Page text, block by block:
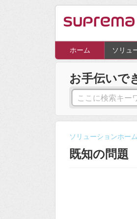
ホーム ソリュ
お手伝いで
ソリューションホーム
既知の問題